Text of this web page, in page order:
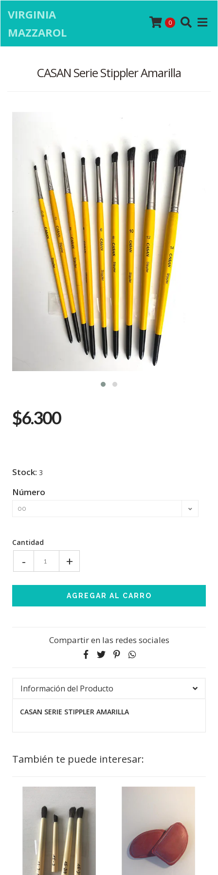
VIRGINIA
MAZZAROL
0
CASAN Serie Stippler Amarilla
$6.300
Stock: 3
Número
Cantidad
- +
Compartir en las redes sociales
Información del Producto
CASAN SERIE STIPPLER AMARILLA
También te puede interesar: